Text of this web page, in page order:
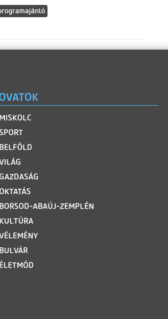
MISKOLC
SPORT
BELFÖLD
GAZDASÁG
OKTATÁS
BORSOD-ABAÚJ-ZEMPLÉN
KULTÚRA
BULVÁR
ÉLETMÓD